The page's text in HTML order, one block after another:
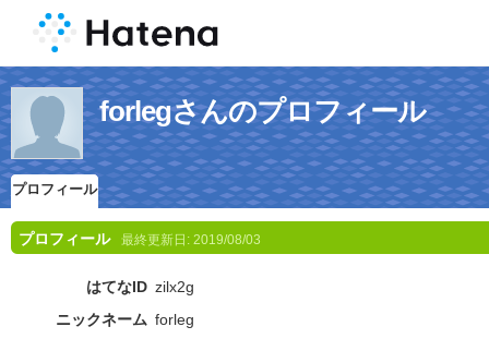
forlegさんのプロフィール
プロフィール
プロフィール 最終更新日: 2019/08/03
はてなID zilx2g
ニックネーム forleg